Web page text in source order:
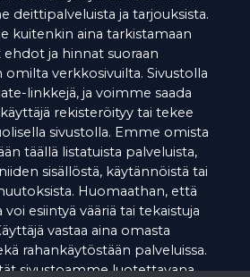
deittipalveluista ja tarjouksista.
kuitenkin aina tarkistamaan
ja hinnat suoraan
omilta verkkosivuilta. Sivustolla
linkkejä, ja voimme saada
rekisteröityy tai tekee
sivustolla. Emme omista
täällä listatuista palveluista,
sisällöstä, käytännöistä tai
Huomaathan, että
esiintyä vääriä tai tekaistuja
vastaa aina omasta
rahankäytöstään palveluissa.
sivustoamme luotettavana